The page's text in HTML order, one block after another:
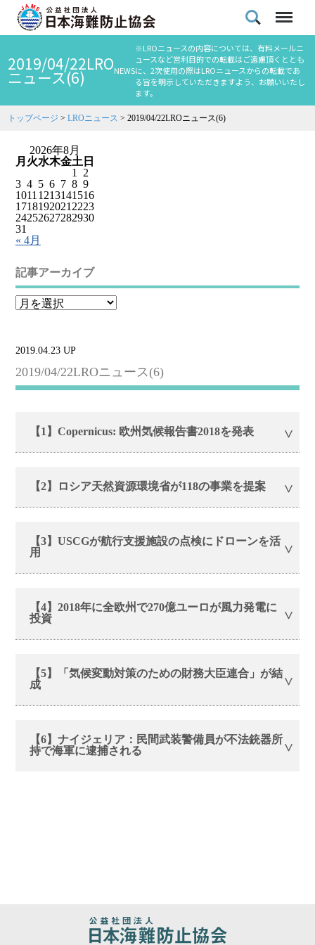
2019/04/22LRO
ニュース(6) NEWS
※LROニュースの内容については、有料メールニ
ュースなど営利目的での転載はご遠慮頂くととも
に、2次使用の際はLROニュースからの転載であ
る旨を明示していただきますよう、お願いいたし
ます。
トップページ >LROニュース >2019/04/22LROニュース(6)
2026年8月
月 火水木金土 日
1
2
3 4 5 6 7 8 9
1011 1213141516
1718192021 2223
24252627282930
31
« 4月
記事アーカイブ
2019.04.23 UP
2019/04/22LROニュース(6)
【1】Copernicus: 欧州気候報告書2018を発表
【2】ロシア天然資源環境省が118の事業を提案
【3】USCGが航行支援施設の点検にドローンを活
用
【4】2018年に全欧州で270億ユーロが風力発電に
投資
【5】「気候変動対策のための財務大臣連合」が結
成
【6】ナイジェリア：民間武装警備員が不法銃器所
持で海軍に逮捕される